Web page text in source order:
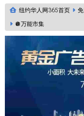
纽约华人网365首页
🪩万能市集